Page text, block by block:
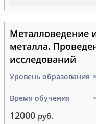
Металловедение
металла.
исследований
Уровень образования
Время обучения
12000 руб.